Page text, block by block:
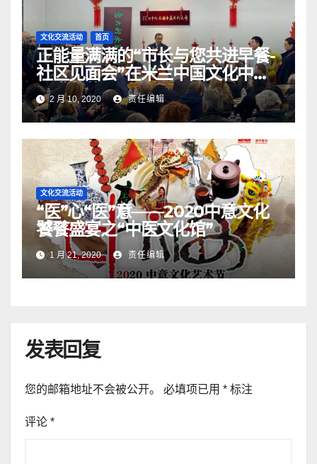
文化交流活动 首页
正能量满满的“市长与您共进早餐-
社区见面会”在米兰中国文化中心
圆满落幕
2 月 10, 2020 责任编辑
文化交流活动
“医”心“医”意——2020中意文化
饕餮盛宴之“中医文化馆”
1 月 21, 2020 责任编辑
发表回复
您的邮箱地址不会被公开。 必填项已用 * 标注
评论 *